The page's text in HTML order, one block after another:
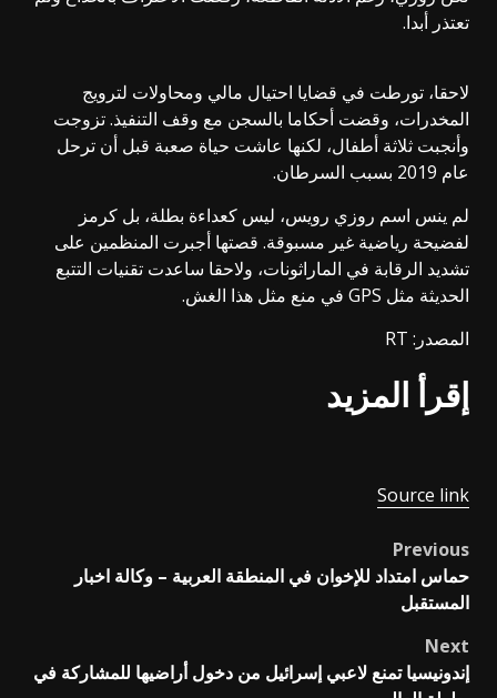
تعتذر أبدا.
لاحقا، تورطت في قضايا احتيال مالي ومحاولات لترويج
المخدرات، وقضت أحكاما بالسجن مع وقف التنفيذ. تزوجت
وأنجبت ثلاثة أطفال، لكنها عاشت حياة صعبة قبل أن ترحل
عام 2019 بسبب السرطان.
لم ينس اسم روزي رويس، ليس كعداءة بطلة، بل كرمز
لفضيحة رياضية غير مسبوقة. قصتها أجبرت المنظمين على
تشديد الرقابة في الماراثونات، ولاحقا ساعدت تقنيات التتبع
الحديثة مثل GPS في منع مثل هذا الغش.
المصدر: RT
إقرأ المزيد
Source link
Post
navigation
Previous
حماس امتداد للإخوان في المنطقة العربية – وكالة اخبار
المستقبل
Next
إندونيسيا تمنع لاعبي إسرائيل من دخول أراضيها للمشاركة في